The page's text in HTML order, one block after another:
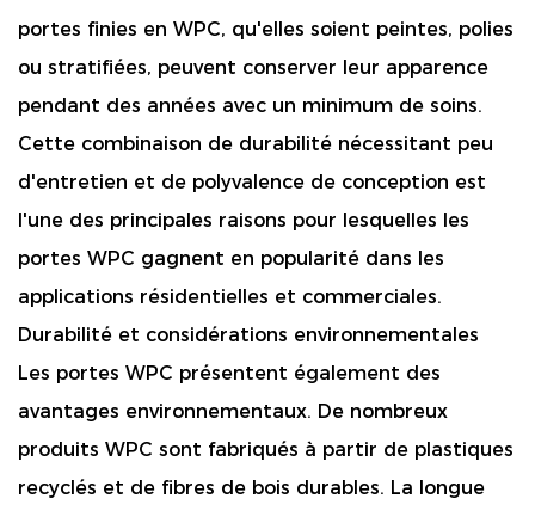
portes finies en WPC, qu'elles soient peintes, polies
ou stratifiées, peuvent conserver leur apparence
pendant des années avec un minimum de soins.
Cette combinaison de durabilité nécessitant peu
d'entretien et de polyvalence de conception est
l'une des principales raisons pour lesquelles les
portes WPC gagnent en popularité dans les
applications résidentielles et commerciales.
Durabilité et considérations environnementales
Les portes WPC présentent également des
avantages environnementaux. De nombreux
produits WPC sont fabriqués à partir de plastiques
recyclés et de fibres de bois durables. La longue